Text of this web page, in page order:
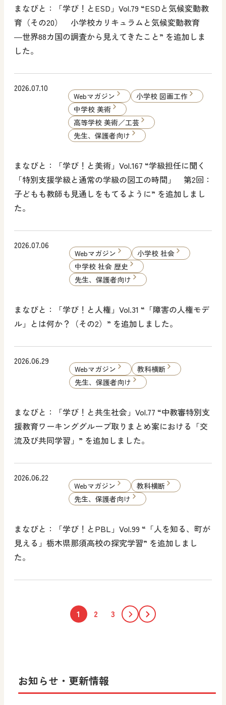
まなびと：「学び！とESD」Vol.79 “ESDと気候変動教
育（その20） 小学校カリキュラムと気候変動教育
―世界88カ国の調査から見えてきたこと” を追加しま
した。
2026.07.10
Webマガジン
小学校 図画工作
中学校 美術
高等学校 美術／工芸
先生、保護者向け
まなびと：「学び！と美術」Vol.167 “学級担任に聞く
「特別支援学級と通常の学級の図工の時間」 第2回：
子どもも教師も見通しをもてるように” を追加しまし
た。
2026.07.06
Webマガジン
小学校 社会
中学校 社会 歴史
先生、保護者向け
まなびと：「学び！と人権」Vol.31 “「障害の人権モデ
ル」とは何か？（その2）” を追加しました。
2026.06.29
Webマガジン
教科横断
先生、保護者向け
まなびと：「学び！と共生社会」Vol.77 “中教審特別支
援教育ワーキンググループ取りまとめ案における「交
流及び共同学習」” を追加しました。
2026.06.22
Webマガジン
教科横断
先生、保護者向け
まなびと：「学び！とPBL」Vol.99 “「人を知る、町が
見える」栃木県那須高校の探究学習” を追加しまし
た。
1 2 3
お知らせ・更新情報